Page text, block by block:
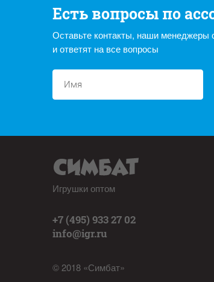
Есть вопросы по
Оставьте контакты, наши менеджеры
и ответят на все вопросы
Игрушки оптом
+7 (495) 933 27 02
info@igr.ru
© 2018 «Симбат»